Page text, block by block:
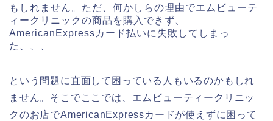
もしれません。ただ、何かしらの理由でエムビューテ
ィークリニックの商品を購入できず、
AmericanExpressカード払いに失敗してしまっ
た、、、
という問題に直面して困っている人もいるのかもしれ
ません。そこでここでは、エムビューティークリニッ
クのお店でAmericanExpressカードが使えずに困って